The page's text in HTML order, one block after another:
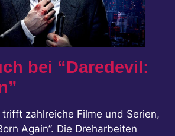
bei “Daredevil:
zahlreiche Filme und Serien,
Again”. Die Dreharbeiten